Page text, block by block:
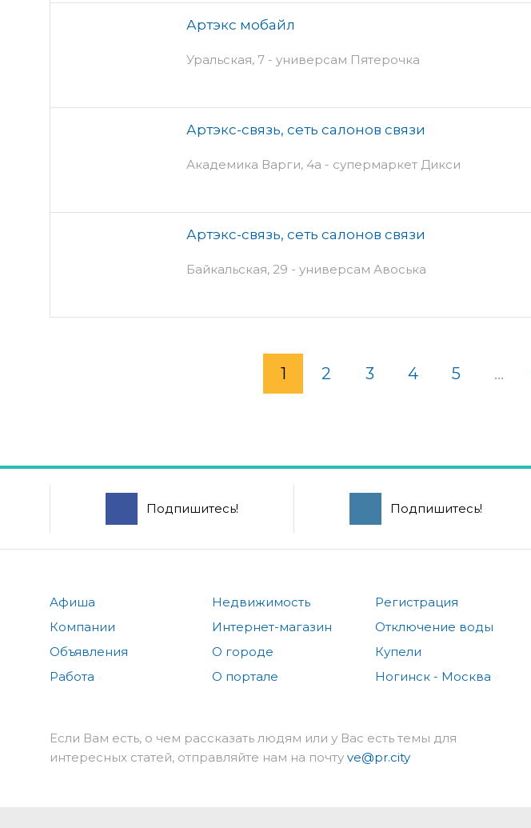
Артэкс мобайл
Уральская, 7 - универсам Пятерочка
Артэкс-связь, сеть салонов связи
Академика Варги, 4а - супермаркет Дикси
Артэкс-связь, сеть салонов связи
Байкальская, 29 - универсам Авоська
1 2 3 4 5 ...
Подпишитесь! Подпишитесь!
Афиша
Компании
Объявления
Работа
Недвижимость
Интернет-магазин
О городе
О портале
Регистрация
Отключение воды
Купели
Ногинск - Москва
Если Вам есть, о чем рассказать людям или у Вас есть темы для
интересных статей, отправляйте нам на почту ve@pr.city